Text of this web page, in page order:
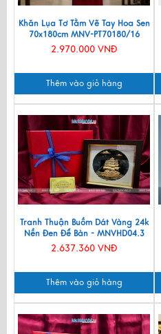
Khăn Lụa Tơ Tằm Vẽ Tay Hoa Sen
70x180cm MNV-PT70180/16
2.970.000 VNĐ
Thêm vào giỏ hàng
Tranh Thuận Buồm Dát Vàng 24k
Nền Đen Để Bàn - MNVHD04.3
2.637.360 VNĐ
Thêm vào giỏ hàng